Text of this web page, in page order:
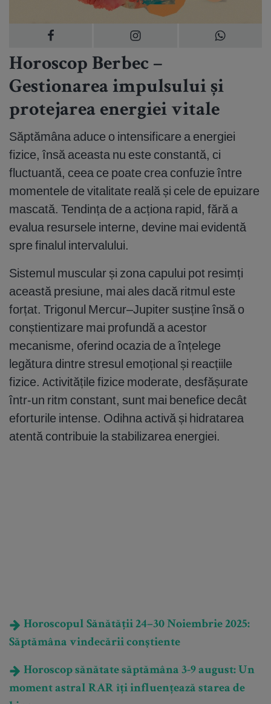
Horoscop Berbec –
Gestionarea impulsului și
protejarea energiei vitale
Săptămâna aduce o intensificare a energiei
fizice, însă aceasta nu este constantă, ci
fluctuantă, ceea ce poate crea confuzie între
momentele de vitalitate reală și cele de epuizare
mascată. Tendința de a acționa rapid, fără a
evalua resursele interne, devine mai evidentă
spre finalul intervalului.
Sistemul muscular și zona capului pot resimți
această presiune, mai ales dacă ritmul este
forțat. Trigonul Mercur–Jupiter susține însă o
conștientizare mai profundă a acestor
mecanisme, oferind ocazia de a înțelege
legătura dintre stresul emoțional și reacțiile
fizice. Activitățile fizice moderate, desfășurate
într-un ritm constant, sunt mai benefice decât
eforturile intense. Odihna activă și hidratarea
atentă contribuie la stabilizarea energiei.
Horoscopul Sănătății 24–30 Noiembrie 2025:
Săptămâna vindecării conștiente
Horoscop sănătate săptămâna 3-9 august: Un
moment astral RAR îți influențează starea de